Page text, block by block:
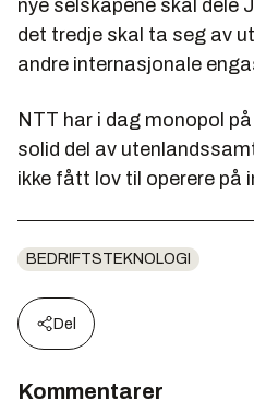
nye selskapene skal dele
det tredje skal ta seg av
andre internasjonale
NTT har i dag monopol
solid del av
ikke fått lov til operere på
BEDRIFTSTEKNOLOGI
Del
Kommentarer